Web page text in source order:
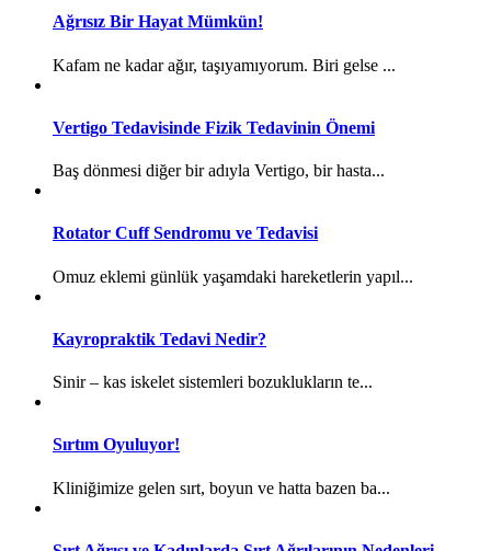
Ağrısız Bir Hayat Mümkün!
Kafam ne kadar ağır, taşıyamıyorum. Biri gelse ...
Vertigo Tedavisinde Fizik Tedavinin Önemi
Baş dönmesi diğer bir adıyla Vertigo, bir hasta...
Rotator Cuff Sendromu ve Tedavisi
Omuz eklemi günlük yaşamdaki hareketlerin yapıl...
Kayropraktik Tedavi Nedir?
Sinir – kas iskelet sistemleri bozuklukların te...
Sırtım Oyuluyor!
Kliniğimize gelen sırt, boyun ve hatta bazen ba...